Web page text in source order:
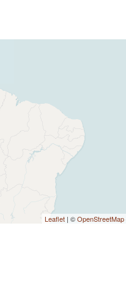
Leaflet | ©OpenStreetMap